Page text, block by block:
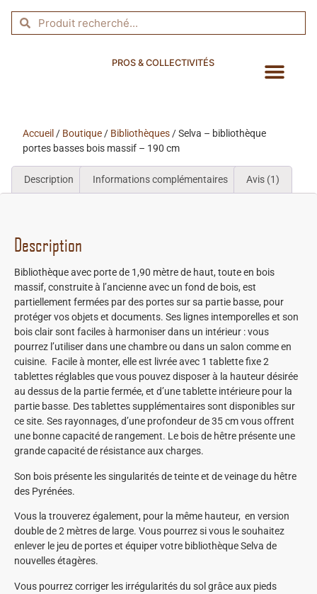
PROS & COLLECTIVITÉS
Accueil / Boutique/ Bibliothèques/ Selva – bibliothèque
portes basses bois massif – 190 cm
Description Informations complémentaires Avis (1)
Description
Bibliothèque avec porte de 1,90 mètre de haut, toute en bois
massif, construite à l’ancienne avec un fond de bois, est
partiellement fermées par des portes sur sa partie basse, pour
protéger vos objets et documents. Ses lignes intemporelles et son
bois clair sont faciles à harmoniser dans un intérieur : vous
pourrez l’utiliser dans une chambre ou dans un salon comme en
cuisine. Facile à monter, elle est livrée avec 1 tablette fixe 2
tablettes réglables que vous pouvez disposer à la hauteur désirée
au dessus de la partie fermée, et d’une tablette intérieure pour la
partie basse. Des tablettes supplémentaires sont disponibles sur
ce site. Ses rayonnages, d’une profondeur de 35 cm vous offrent
une bonne capacité de rangement. Le bois de hêtre présente une
grande capacité de résistance aux charges.
Son bois présente les singularités de teinte et de veinage du hêtre
des Pyrénées.
Vous la trouverez également, pour la même hauteur, en version
double de 2 mètres de large. Vous pourrez si vous le souhaitez
enlever le jeu de portes et équiper votre bibliothèque Selva de
nouvelles étagères.
Vous pourrez corriger les irrégularités du sol grâce aux pieds